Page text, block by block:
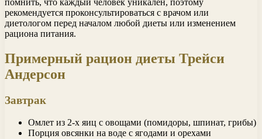
рекомендуется проконсультироваться с врачом или
диетологом перед началом любой диеты или изменением
рациона питания.
Примерный рацион диеты Трейси
Андерсон
Завтрак
Омлет из 2-х яиц с овощами (помидоры, шпинат, грибы)
Порция овсянки на воде с ягодами и орехами